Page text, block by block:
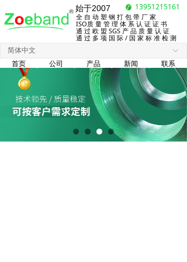
始于2007 13951215161
全 自 动 塑 钢 打 包 带 厂 家
ISO质 量 管 理 体 系 认 证 证 书
通 过 欧 盟 SGS 产 品 质 量 认 证
通 过 多 项 国 际 / 国 家 标 准 检 测
首页 公司 产品 新闻 联系
ꀅ
简体中文